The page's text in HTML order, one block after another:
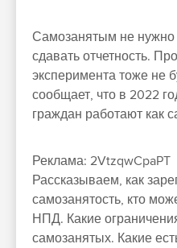
Самозанятым не нужно
сдавать отчетность.
эксперимента тоже не
сообщает, что в 2022
граждан работают как
Реклама: 2VtzqwCpaPT
Рассказываем, как
самозанятость, кто
НПД. Какие
самозанятых. Какие